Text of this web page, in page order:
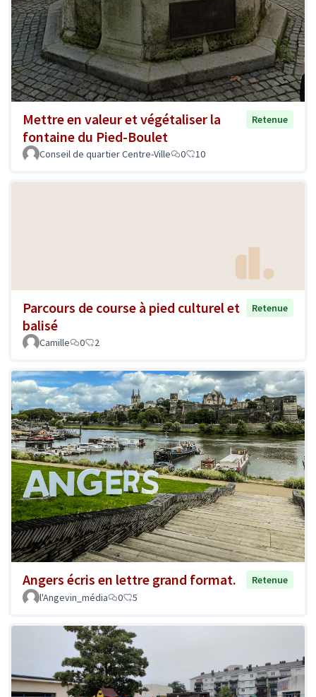
Mettre en valeur et végétaliser la
fontaine du Pied-Boulet
Retenue
Conseil de quartier Centre-Ville 0 10
Parcours de course à pied culturel et
balisé
Retenue
Camille 0 2
Angers écris en lettre grand format.
Retenue
l'Angevin_média
0 5